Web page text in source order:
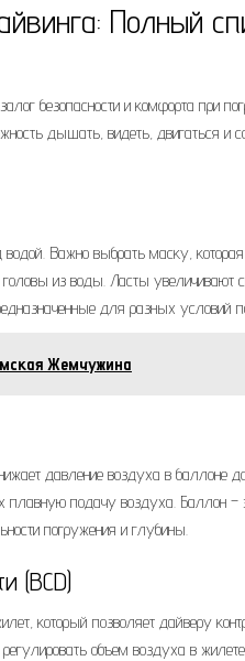
Полный
безопасности и комфорта при
дышать, видеть, двигаться и
водой. Важно выбрать маску,
из воды. Ласты увеличивают
для разных условий
Жемчужина
давление воздуха в баллоне
плавную подачу воздуха. Баллон
погружения и глубины.
(BCD)
который позволяет дайверу
объем воздуха в